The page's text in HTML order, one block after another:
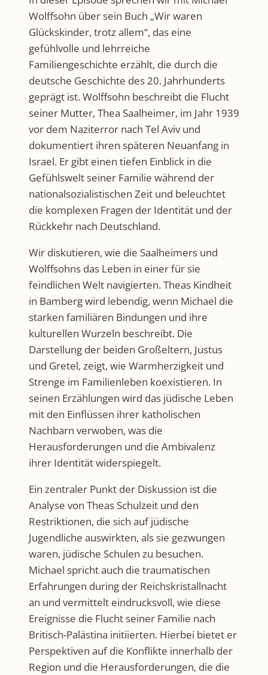
Wolffsohn über sein Buch „Wir waren
Glückskinder, trotz allem“, das eine
gefühlvolle und lehrreiche
Familiengeschichte erzählt, die durch die
deutsche Geschichte des 20. Jahrhunderts
geprägt ist. Wolffsohn beschreibt die Flucht
seiner Mutter, Thea Saalheimer, im Jahr 1939
vor dem Naziterror nach Tel Aviv und
dokumentiert ihren späteren Neuanfang in
Israel. Er gibt einen tiefen Einblick in die
Gefühlswelt seiner Familie während der
nationalsozialistischen Zeit und beleuchtet
die komplexen Fragen der Identität und der
Rückkehr nach Deutschland.
Wir diskutieren, wie die Saalheimers und
Wolffsohns das Leben in einer für sie
feindlichen Welt navigierten. Theas Kindheit
in Bamberg wird lebendig, wenn Michael die
starken familiären Bindungen und ihre
kulturellen Wurzeln beschreibt. Die
Darstellung der beiden Großeltern, Justus
und Gretel, zeigt, wie Warmherzigkeit und
Strenge im Familienleben koexistieren. In
seinen Erzählungen wird das jüdische Leben
mit den Einflüssen ihrer katholischen
Nachbarn verwoben, was die
Herausforderungen und die Ambivalenz
ihrer Identität widerspiegelt.
Ein zentraler Punkt der Diskussion ist die
Analyse von Theas Schulzeit und den
Restriktionen, die sich auf jüdische
Jugendliche auswirkten, als sie gezwungen
waren, jüdische Schulen zu besuchen.
Michael spricht auch die traumatischen
Erfahrungen during der Reichskristallnacht
an und vermittelt eindrucksvoll, wie diese
Ereignisse die Flucht seiner Familie nach
Britisch-Palästina initiierten. Hierbei bietet er
Perspektiven auf die Konflikte innerhalb der
Region und die Herausforderungen, die die